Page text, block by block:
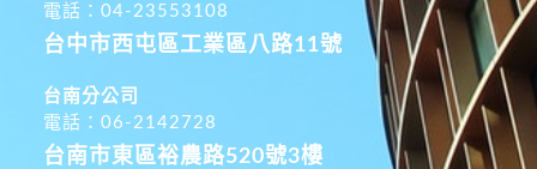
電話：04-23553108
台中市西屯區工業區八路11號
台南分公司
電話：06-2142728
台南市東區裕農路520號3樓